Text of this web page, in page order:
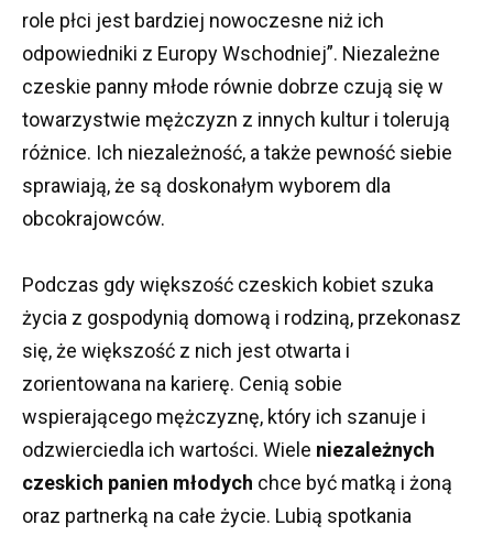
role płci jest bardziej nowoczesne niż ich
odpowiedniki z Europy Wschodniej”. Niezależne
czeskie panny młode równie dobrze czują się w
towarzystwie mężczyzn z innych kultur i tolerują
różnice. Ich niezależność, a także pewność siebie
sprawiają, że są doskonałym wyborem dla
obcokrajowców.
Podczas gdy większość czeskich kobiet szuka
życia z gospodynią domową i rodziną, przekonasz
się, że większość z nich jest otwarta i
zorientowana na karierę. Cenią sobie
wspierającego mężczyznę, który ich szanuje i
odzwierciedla ich wartości. Wiele niezależnych
czeskich panien młodych chce być matką i żoną
oraz partnerką na całe życie. Lubią spotkania